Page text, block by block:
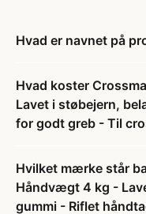
Hvad er navnet på
Hvad koster
Lavet i støbejern,
for godt greb - Til
Hvilket mærke står
Håndvægt 4 kg -
gummi - Riflet